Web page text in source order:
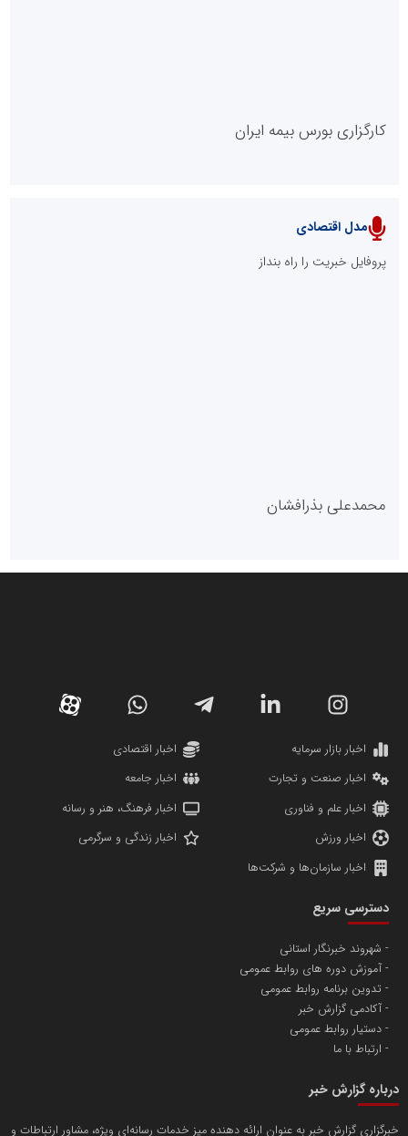
پایگاه خبری نهضت ملی مسکن
پایگاه خبری گفتمان یزد
دانشگاه سئوی ایران
پایگاه اطلاع رسانی اعتلای نهادهای مردمی
کارگزاری بورس بیمه ایران
تامین آهن اسفنجی تولیدکنندگان فولاد در کشور
مدل اقتصادی
پروفایل خبریت را راه بنداز
محمدعلی بذرافشان
مریم حاج نوروز نظری
مسعودصادقی
اخبار بازار سرمایه
اخبار اقتصادی
اخبار صنعت و تجارت
اخبار جامعه
اخبار علم و فناوری
اخبار فرهنگ، هنر و رسانه
اخبار ورزش
اخبار زندگی و سرگرمی
اخبار سازمان‌ها و شرکت‌ها
دسترسی سریع
شهروند خبرنگار استانی
آموزش دوره های روابط عمومی
تدوین برنامه روابط عمومی
آکادمی گزارش خبر
دستیار روابط عمومی
ارتباط با ما
درباره گزارش خبر
خبرگزاری گزارش خبر به عنوان ارائه دهنده میز خدمات رسانه‌ای ویژه، مشاور ارتباطات و